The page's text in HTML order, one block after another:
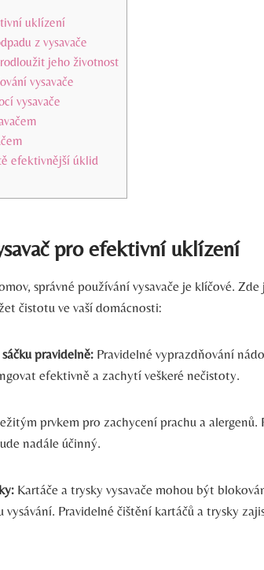
uklízení
z vysavače
jeho životnost
vysavače
vysavače
efektivnější úklid
pro efektivní uklízení
správné používání vysavače je klíčové.
čistotu ve vaší domácnosti:
pravidelně: Pravidelné vyprazdňování
efektivně a zachytí veškeré nečistoty.
prvkem pro zachycení prachu a alergenů.
nadále účinný.
Kartáče a trysky vysavače mohou být
Pravidelné čištění kartáčů a trysky